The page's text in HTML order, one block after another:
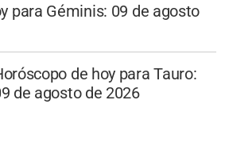
para Géminis: 09 de agosto
de hoy para Tauro:
de agosto de 2026